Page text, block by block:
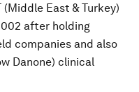
East & Turkey)
after holding
companies and also
Danone) clinical